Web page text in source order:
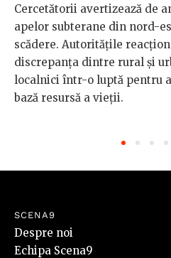
Cercetătorii avertizează de
apelor subterane din nord-
scădere. Autoritățile
discrepanța dintre rural și
localnici într-o luptă pentru
bază resursă a vieții.
SCENA9
Despre noi
Echipa Scena9